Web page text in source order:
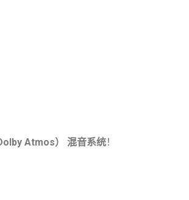
Atmos） 混音系统！